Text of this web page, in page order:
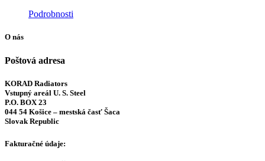
Podrobnosti
O nás
Poštová adresa
KORAD Radiators
Vstupný areál U. S. Steel
P.O. BOX 23
044 54 Košice – mestská časť Šaca
Slovak Republic
Fakturačné údaje: